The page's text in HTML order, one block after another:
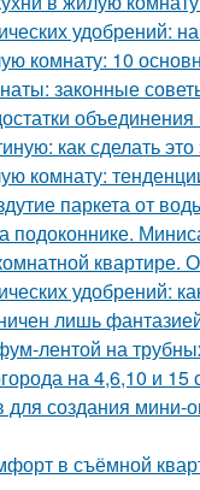
удобрений:
комнату: 10
законные
объединения
как сделать
комнату:
паркета от
квартире.
удобрений:
лишь
лентой на
на 4,6,10 и 15
создания мини-
в съёмной